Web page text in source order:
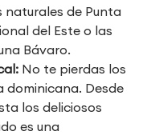
de Punta
del Este o las
Bávaro.
No te pierdas los
dominicana. Desde
los deliciosos
es una